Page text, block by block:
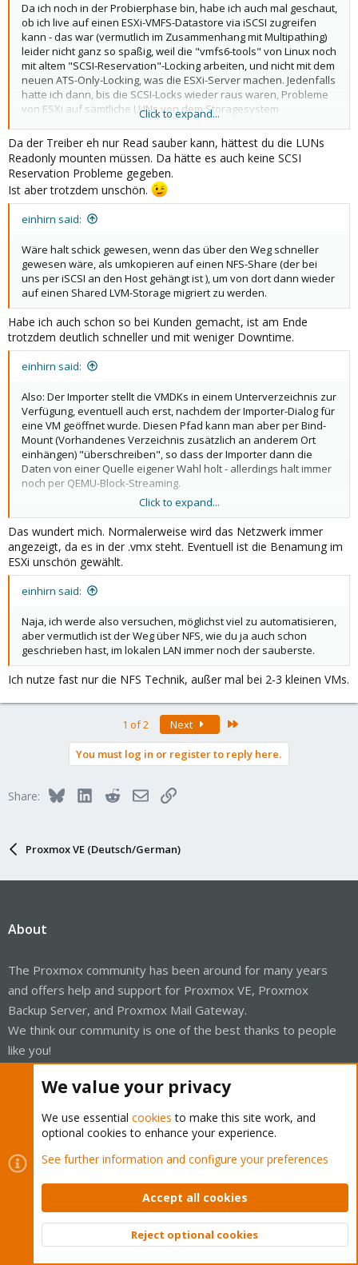
Da ich noch in der Probierphase bin, habe ich auch mal geschaut,
ob ich live auf einen ESXi-VMFS-Datastore via iSCSI zugreifen
kann - das war (vermutlich im Zusammenhang mit Multipathing)
leider nicht ganz so spaßig, weil die "vmfs6-tools" von Linux noch
mit altem "SCSI-Reservation"-Locking arbeiten, und nicht mit dem
neuen ATS-Only-Locking, was die ESXi-Server machen. Jedenfalls
hatte ich dann, bis die SCSI-Locks wieder raus waren, Probleme
von ESXi auf sämtliche LUNs von dem Storagesystem
zuzugreifen, es hat also nicht nur den Zugriff die Test-LUN
zerrissen...
Click to expand...
Da der Treiber eh nur Read sauber kann, hättest du die LUNs
Readonly mounten müssen. Da hätte es auch keine SCSI
Reservation Probleme gegeben.
Ist aber trotzdem unschön.
einhirn said:
Wäre halt schick gewesen, wenn das über den Weg schneller
gewesen wäre, als umkopieren auf einen NFS-Share (der bei
uns per iSCSI an den Host gehängt ist ), um von dort dann wieder
auf einen Shared LVM-Storage migriert zu werden.
Habe ich auch schon so bei Kunden gemacht, ist am Ende
trotzdem deutlich schneller und mit weniger Downtime.
einhirn said:
Also: Der Importer stellt die VMDKs in einem Unterverzeichnis zur
Verfügung, eventuell auch erst, nachdem der Importer-Dialog für
eine VM geöffnet wurde. Diesen Pfad kann man aber per Bind-
Mount (Vorhandenes Verzeichnis zusätzlich an anderem Ort
einhängen) "überschreiben", so dass der Importer dann die
Daten von einer Quelle eigener Wahl holt - allerdings halt immer
noch per QEMU-Block-Streaming.
Bash:
mount --bind /srv/nfs-share/VM-Verzeichnis /run/pve/
Backends des Migrations-Assistenten:
Code:
/usr/libexec/pve-esxi-import-tools/esxi-folder-
Das ist in sofern auch schön, als die "manifest.json" Infos über
alle VMs enthält - könnte man also als Vorlage für
Automatisierung benutzen - ich muss in meinem Fall leider nur
weil das nicht mit in der Manifest-Datei steht, und in meinem Fall
Click to expand...
Das wundert mich. Normalerweise wird das Netzwerk immer
angezeigt, da es in der .vmx steht. Eventuell ist die Benamung im
ESXi unschön gewählt.
einhirn said:
Naja, ich werde also versuchen, möglichst viel zu automatisieren,
aber vermutlich ist der Weg über NFS, wie du ja auch schon
geschrieben hast, im lokalen LAN immer noch der sauberste.
Ich nutze fast nur die NFS Technik, außer mal bei 2-3 kleinen VMs.
1 of 2 Next
You must log in or register to reply here.
Share: BlueskyLinkedInRedditEmailLink
Proxmox VE (Deutsch/German)
About
The Proxmox community has been around for many years
and offers help and support for Proxmox VE, Proxmox
Backup Server, and Proxmox Mail Gateway.
We think our community is one of the best thanks to people
like you!
Quick Navigation
Home
Get Subscription
Downloads
Proxmox Customer Portal
Top
We value your privacy
We use essential cookies to make this site work, and
optional cookies to enhance your experience.
See further information and configure your preferences
Accept all cookies
Reject optional cookies